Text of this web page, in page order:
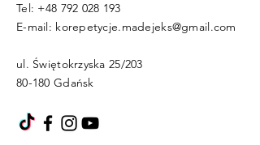
Tel: +48 792 028 193
E-mail: korepetycje.madejeks@gmail.com
ul. Świętokrzyska 25/203
80-180 Gdańsk